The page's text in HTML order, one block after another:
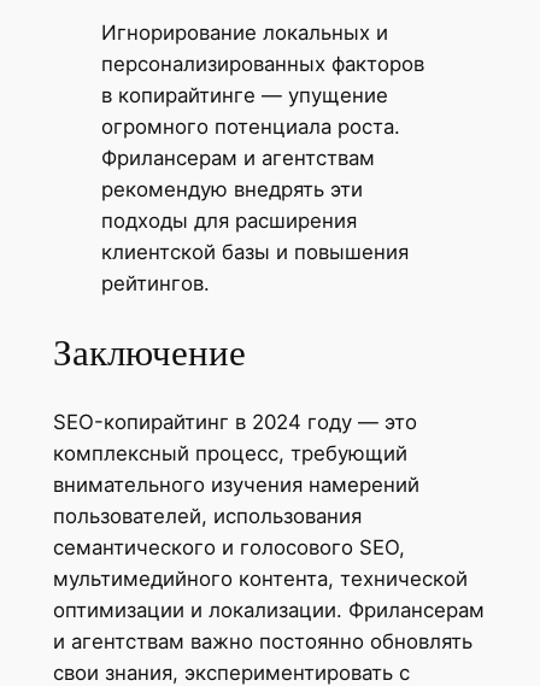
Игнорирование локальных и
персонализированных факторов
в копирайтинге — упущение
огромного потенциала роста.
Фрилансерам и агентствам
рекомендую внедрять эти
подходы для расширения
клиентской базы и повышения
рейтингов.
Заключение
SEO-копирайтинг в 2024 году — это
комплексный процесс, требующий
внимательного изучения намерений
пользователей, использования
семантического и голосового SEO,
мультимедийного контента, технической
оптимизации и локализации. Фрилансерам
и агентствам важно постоянно обновлять
свои знания, экспериментировать с